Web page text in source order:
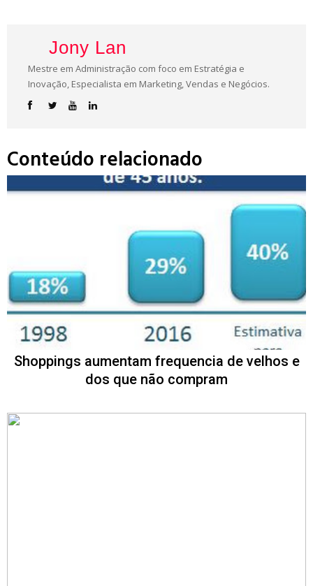
Jony Lan
Mestre em Administração com foco em Estratégia e
Inovação, Especialista em Marketing, Vendas e Negócios.
Conteúdo relacionado
Shoppings aumentam frequencia de velhos e
dos que não compram